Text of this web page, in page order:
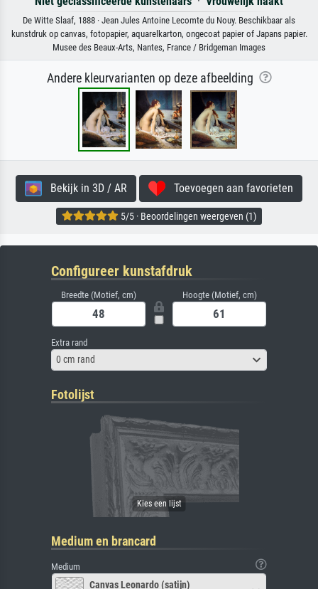
De Witte Slaaf, 1888 · Jean Jules Antoine Lecomte du Nouy. Beschikbaar als
kunstdruk op canvas, fotopapier, aquarelkarton, ongecoat papier of Japans papier.
Musee des Beaux-Arts, Nantes, France / Bridgeman Images
Andere kleurvarianten op deze afbeelding
Bekijk in 3D / AR Toevoegen aan favorieten
5/5 · Beoordelingen weergeven (1)
Configureer kunstafdruk
Breedte (Motief, cm) Hoogte (Motief, cm)
Extra rand
0 cm rand
Fotolijst
Medium en brancard
Medium
Canvas Leonardo (satijn)